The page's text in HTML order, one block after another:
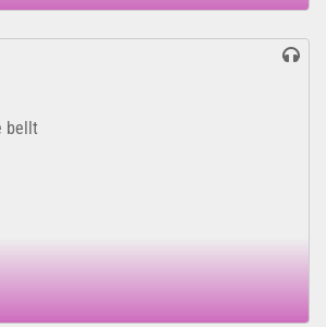
bellt